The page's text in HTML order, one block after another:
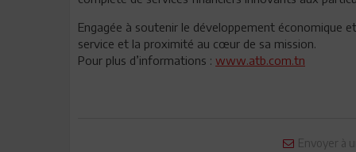
Engagée à soutenir le développement économique
service et la proximité au cœur de sa mission.
Pour plus d’informations : www.atb.com.tn
Envoyer à